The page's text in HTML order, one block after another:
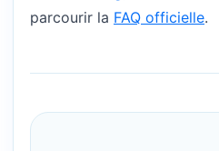
parcourir la FAQ officielle.